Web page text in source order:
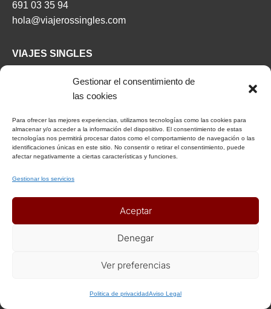
Gestionar el consentimiento de
las cookies
Para ofrecer las mejores experiencias, utilizamos tecnologías como las cookies para
almacenar y/o acceder a la información del dispositivo. El consentimiento de estas
tecnologías nos permitirá procesar datos como el comportamiento de navegación o las
identificaciones únicas en este sitio. No consentir o retirar el consentimiento, puede
afectar negativamente a ciertas características y funciones.
Gestionar los servicios
Aceptar
Denegar
Ver preferencias
Politica de privacidadAviso Legal
691 03 35 94
hola@viajerossingles.com
VIAJES SINGLES
Viajar Solo en grupo
Viajes exclusivos Singles
VIAJES POR DESTINO
Viajes Singles a América
Viajes Singles a Asia/Oceanía
VIAJES POR ACTIVIDAD